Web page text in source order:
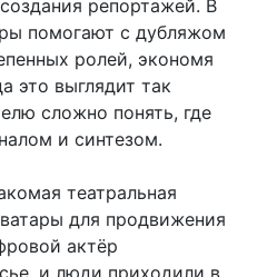
репортажей. В
помогают с дубляжом
ролей, экономя
это выглядит так
сложно понять, где
и синтезом.
театральная
для продвижения
актёр